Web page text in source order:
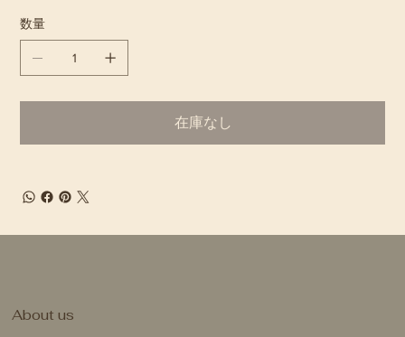
数量
在庫なし
​About us